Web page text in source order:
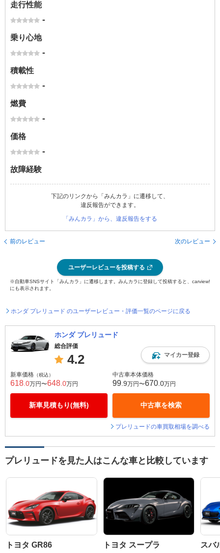
走行性能
-
乗り心地
-
積載性
-
燃費
-
価格
-
故障経験
下記のリンクから「みんカラ」に遷移して、
違反報告ができます。
「みんカラ」から、違反報告をする
前のレビュー 次のレビュー
ユーザーレビューを投稿する
※自動車SNSサイト「みんカラ」に遷移します。みんカラに登録して投稿すると、carview!
にも表示されます。
ホンダ プレリュード のユーザーレビュー・評価一覧のページに戻る
ホンダ プレリュード
総合評価
4.2 マイカー登録
新車価格 （税込）
618 .0万円〜648 .0万円
新車見積もり(無料)
中古車本体価格
99 .9万円〜670 .0万円
中古車を検索
プレリュードの車買取相場を調べる
プレリュードを見た人はこんな車と比較しています
トヨタ GR86 トヨタ スープラ スバ